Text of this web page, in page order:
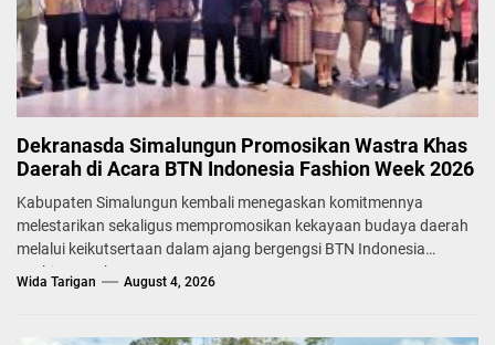
Dekranasda Simalungun Promosikan Wastra Khas
Daerah di Acara BTN Indonesia Fashion Week 2026
Kabupaten Simalungun kembali menegaskan komitmennya
melestarikan sekaligus mempromosikan kekayaan budaya daerah
melalui keikutsertaan dalam ajang bergengsi BTN Indonesia
Fashion Week...
Wida Tarigan August 4, 2026